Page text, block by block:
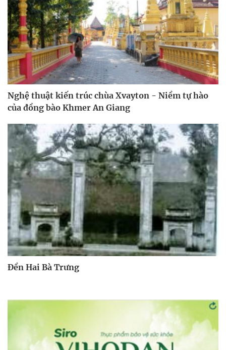
Nghệ thuật kiến trúc chùa Xvayton - Niềm tự hào
của đồng bào Khmer An Giang
Đền Hai Bà Trưng